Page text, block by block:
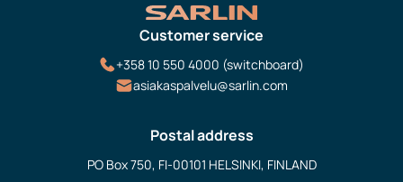
Customer service
+358 10 550 4000 (switchboard)
asiakaspalvelu@sarlin.com
Postal address
PO Box 750, FI-00101 HELSINKI, FINLAND